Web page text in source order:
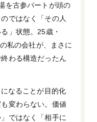
を古参パートが頭の
ではなく「その人
」状態。25歳・
私の会社が、まさに
わる構造だったん
なることが目的化
変わらない。価値
ではなく「相手に